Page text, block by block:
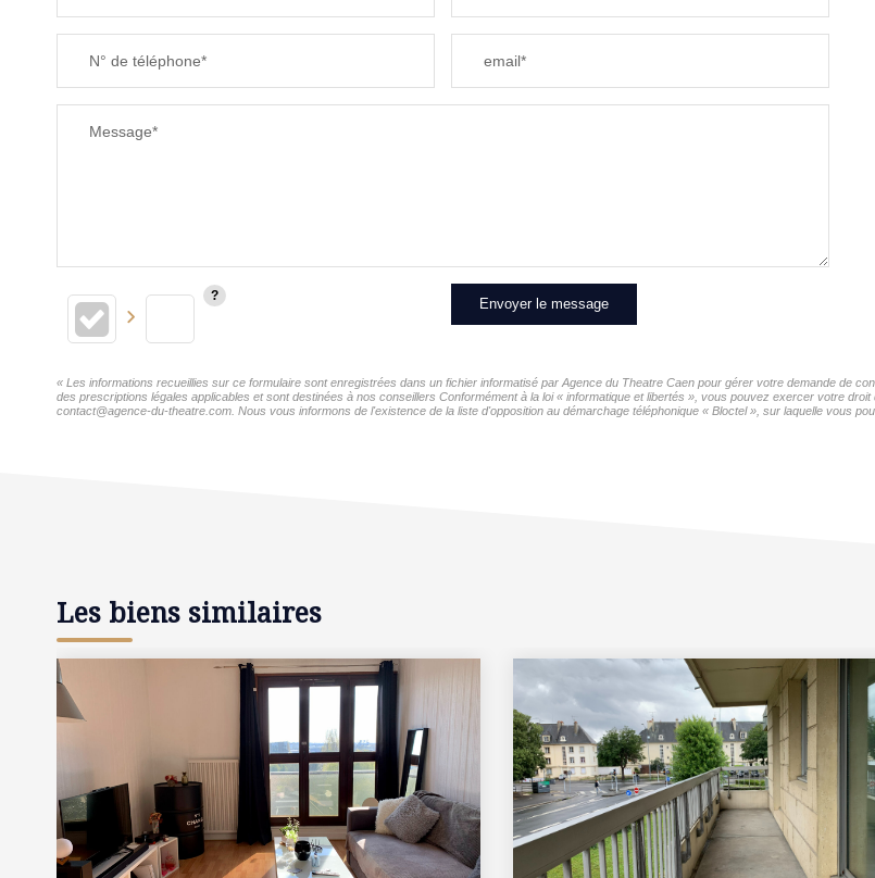
N° de téléphone* email*
Message*
Envoyer le message
« Les informations recueillies sur ce formulaire sont enregistrées dans un fichier informatisé par Agence du Theatre Caen pour gérer votre demande de
des prescriptions légales applicables et sont destinées à nos conseillers Conformément à la loi « informatique et libertés », vous pouvez exercer votre
contact@agence-du-theatre.com. Nous vous informons de l'existence de la liste d'opposition au démarchage téléphonique « Bloctel », sur laquelle vous
Les biens similaires